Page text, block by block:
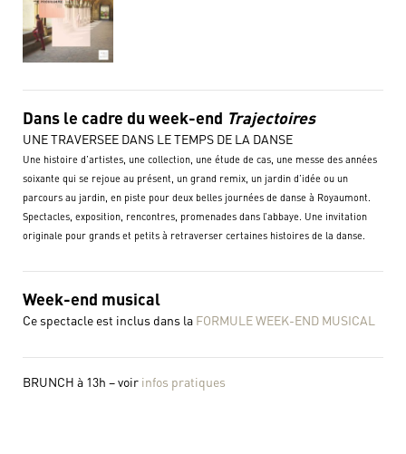
Dans le cadre du week-end Trajectoires
UNE TRAVERSEE DANS LE TEMPS DE LA DANSE
Une histoire d’artistes, une collection, une étude de cas, une messe des années
soixante qui se rejoue au présent, un grand remix, un jardin d’idée ou un
parcours au jardin, en piste pour deux belles journées de danse à Royaumont.
Spectacles, exposition, rencontres, promenades dans l’abbaye. Une invitation
originale pour grands et petits à retraverser certaines histoires de la danse.
Week-end musical
Ce spectacle est inclus dans la FORMULE WEEK-END MUSICAL
BRUNCH à 13h – voir infos pratiques